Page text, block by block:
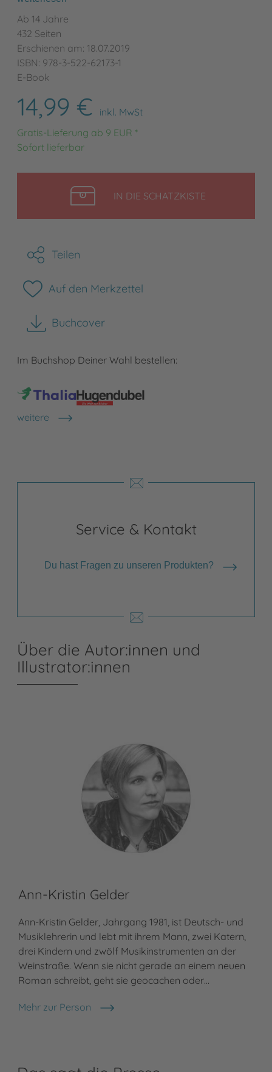
Ab 14 Jahre
432 Seiten
Erschienen am: 18.07.2019
ISBN: 978-3-522-62173-1
E-Book
14,99 €
inkl. MwSt
Gratis-Lieferung ab 9 EUR *
Sofort lieferbar
IN DIE SCHATZKISTELEGEN
Teilen
Auf den Merkzettel
Buchcover
herunterladen
Im Buchshop Deiner Wahl bestellen:
weitere
Shops anzeigen
Service & Kontakt
Du hast Fragen zu unseren Produkten?
Über die Autor:innen und
Illustrator:innen
Ann-Kristin Gelder
Ann-Kristin Gelder, Jahrgang 1981, ist Deutsch- und
Musiklehrerin und lebt mit ihrem Mann, zwei Katern,
drei Kindern und zwölf Musikinstrumenten an der
Weinstraße. Wenn sie nicht gerade an einem neuen
Roman schreibt, geht sie geocachen oder…
Mehr zur Person
Ann-Kristin Gelder